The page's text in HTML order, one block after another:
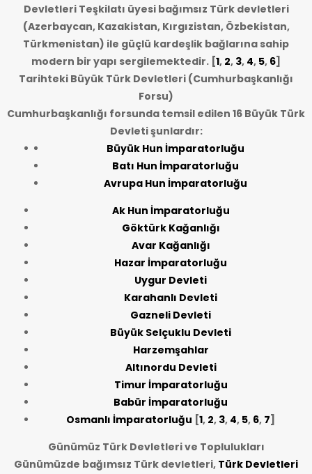
Devletleri Teşkilatı üyesi bağımsız Türk devletleri
(Azerbaycan, Kazakistan, Kırgızistan, Özbekistan,
Türkmenistan) ile güçlü kardeşlik bağlarına sahip
modern bir yapı sergilemektedir. [1, 2, 3, 4, 5, 6]
Tarihteki Büyük Türk Devletleri (Cumhurbaşkanlığı
Forsu)
Cumhurbaşkanlığı forsunda temsil edilen 16 Büyük Türk
Devleti şunlardır:
Büyük Hun İmparatorluğu
Batı Hun İmparatorluğu
Avrupa Hun İmparatorluğu
Ak Hun İmparatorluğu
Göktürk Kağanlığı
Avar Kağanlığı
Hazar İmparatorluğu
Uygur Devleti
Karahanlı Devleti
Gazneli Devleti
Büyük Selçuklu Devleti
Harzemşahlar
Altınordu Devleti
Timur İmparatorluğu
Babür İmparatorluğu
Osmanlı İmparatorluğu [1, 2, 3, 4, 5, 6, 7]
Günümüz Türk Devletleri ve Toplulukları
Günümüzde bağımsız Türk devletleri, Türk Devletleri